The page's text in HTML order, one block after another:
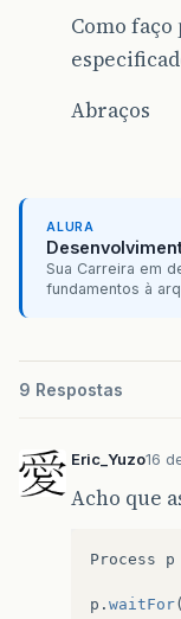
Como
Abraços
ALURA
Sua Carreira em
fundamentos à
9 Respostas
Eric_Yuzo16
Acho que
Process p
p . waitFor